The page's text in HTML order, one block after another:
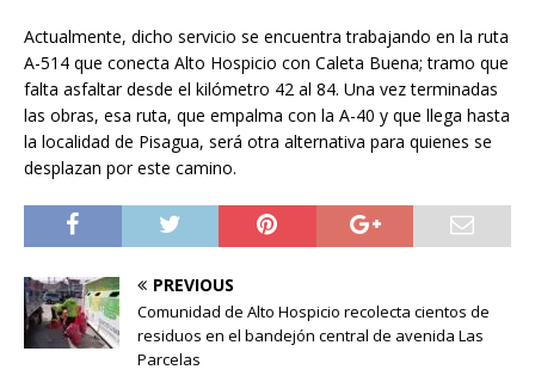
Actualmente, dicho servicio se encuentra trabajando en la ruta
A-514 que conecta Alto Hospicio con Caleta Buena; tramo que
falta asfaltar desde el kilómetro 42 al 84. Una vez terminadas
las obras, esa ruta, que empalma con la A-40 y que llega hasta
la localidad de Pisagua, será otra alternativa para quienes se
desplazan por este camino.
PREVIOUS
Comunidad de Alto Hospicio recolecta cientos de
residuos en el bandejón central de avenida Las
Parcelas